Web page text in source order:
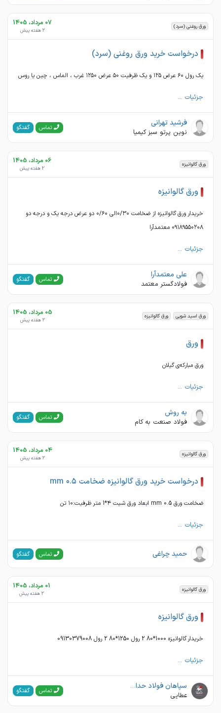
ورق روغنی (سرد) 07 مرداد، 1405
2 هفته پیش
درخواست خرید ورق روغنی (سرد)
یک رول ۶۰ عرض ۱۲۵ و یک ظرفیت ۵۰ عرض ۱۲۵۰ غرب ، الماس ، چین یا روس
جزئیات ...
فرشید تهرانی
نوین پرتو سبز کیمیا تماس گفتگو
ورق گالوانیزه 06 مرداد، 1405
2 هفته پیش
ورق گالوانیزه
خریدار ورق گالوانیزه از ضخامت ۰/۳۰الی ۰/۶۰ دو عرض درجه یک و درجه دو
۰۹۱۸۹۵۵۰۲۰۸ معتمدآرا
جزئیات ...
علی معتمدآرا
فولادگستر معتمد تماس گفتگو
ورق اسید شویی ورق گالوانیزه 05 مرداد، 1405
2 هفته پیش
ورق
ورق مبارکه‌ی گیلان‌
جزئیات ...
به روش
فولاد صنعت به کام تماس گفتگو
ورق گالوانیزه 04 مرداد، 1405
2 هفته پیش
درخواست خرید ورق گالوانیزه ضخامت ۰.۵ mm
ضخامت ورق 0.5 mm ابعاد ورق شیت ۴*1 متر ظرفیت:۱۰ تن
جزئیات ...
حمید چراغی تماس گفتگو
ورق گالوانیزه 01 مرداد، 1405
2 هفته پیش
ورق گالوانیزه
خریدار گالوانیزه 1000*80 2 رول 1250*80 2 رول 09130379008
جزئیات ...
سپاهان فولاد حداد کچو
عطایی
تماس گفتگو